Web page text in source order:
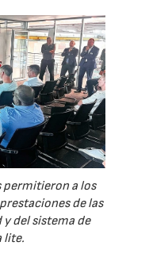
permitieron a los
de las
del sistema de
lite.